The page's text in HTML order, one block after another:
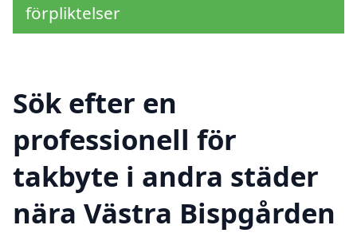
förpliktelser
Sök efter en
professionell för
takbyte i andra städer
nära Västra Bispgården